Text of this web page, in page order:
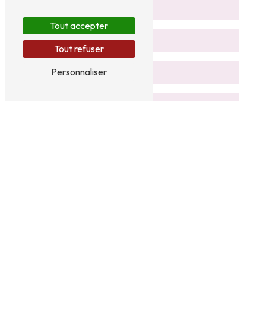
Tout accepter
Tout refuser
Personnaliser